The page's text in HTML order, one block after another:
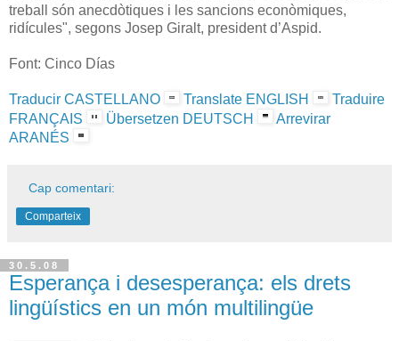
treball són anecdòtiques i les sancions econòmiques,
ridícules", segons Josep Giralt, president d’Aspid.
Font: Cinco Días
Traducir CASTELLANO Translate ENGLISH
Traduire
FRANÇAIS
Übersetzen DEUTSCH
Arrevirar
ARANÉS
Cap comentari:
Comparteix
30.5.08
Esperança i desesperança: els drets
lingüístics en un món multilingüe